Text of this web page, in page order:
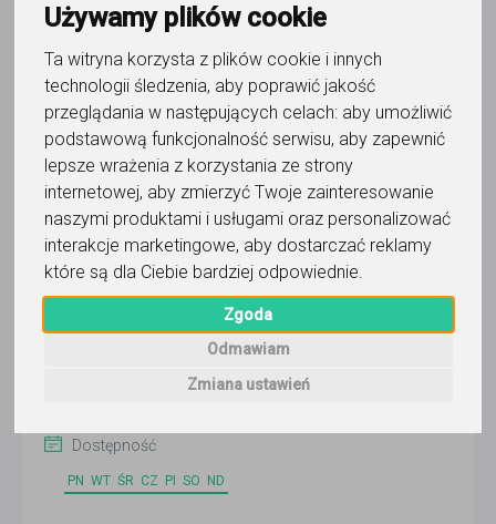
Używamy plików cookie
Ta witryna korzysta z plików cookie i innych
technologii śledzenia, aby poprawić jakość
przeglądania w następujących celach: aby umożliwić
podstawową funkcjonalność serwisu, aby zapewnić
lepsze wrażenia z korzystania ze strony
internetowej, aby zmierzyć Twoje zainteresowanie
naszymi produktami i usługami oraz personalizować
interakcje marketingowe, aby dostarczać reklamy
które są dla Ciebie bardziej odpowiednie.
Zgoda
Odmawiam
Zmiana ustawień
Oznacz wystąpienie kontaktu
drBlanka
Wyślij wiadomość
Ostatnia aktywność:
wczoraj
Pokaż
Korepetytor prowadzi zajęcia online
Dostępność
PN WT ŚR CZ PI SO ND